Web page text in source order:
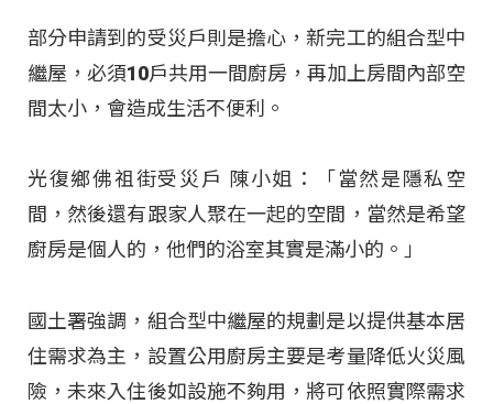
部分申請到的受災戶則是擔心，新完工的組合型中
繼屋，必須10戶共用一間廚房，再加上房間內部空
間太小，會造成生活不便利。
光復鄉佛祖街受災戶 陳小姐：「當然是隱私空
間，然後還有跟家人聚在一起的空間，當然是希望
廚房是個人的，他們的浴室其實是滿小的。」
國土署強調，組合型中繼屋的規劃是以提供基本居
住需求為主，設置公用廚房主要是考量降低火災風
險，未來入住後如設施不夠用，將可依照實際需求